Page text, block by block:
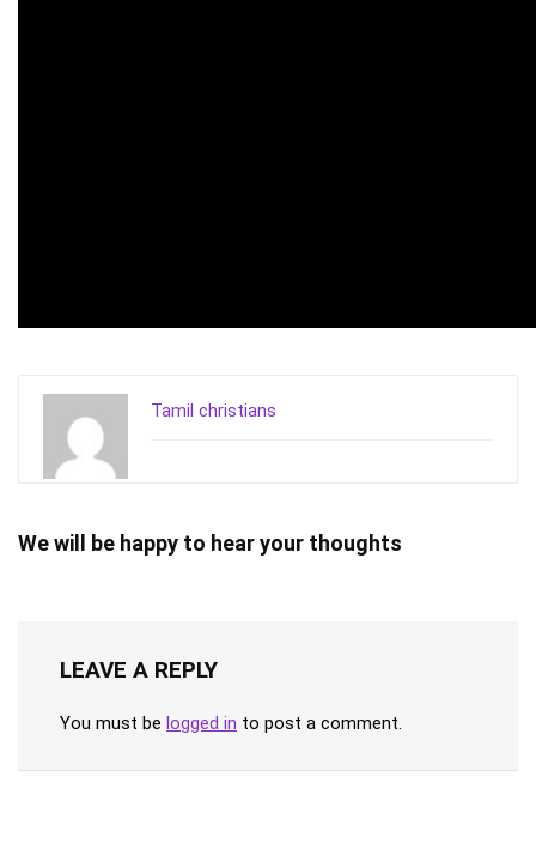
Tamil christians
We will be happy to hear your thoughts
LEAVE A REPLY
You must be logged in to post a comment.